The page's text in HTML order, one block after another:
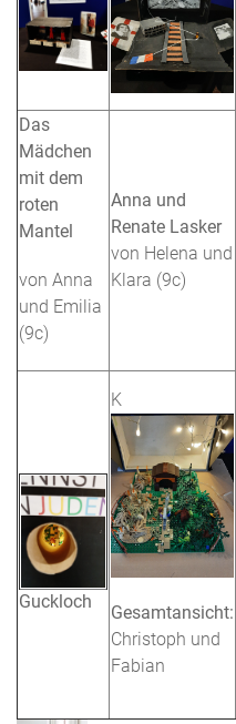
Das
Mädchen
mit dem
roten
Mantel
von Anna
und Emilia
(9c)
Anna und
Renate Lasker
von Helena und
Klara (9c)
Guckloch
K
Gesamtansicht:
Christoph und
Fabian